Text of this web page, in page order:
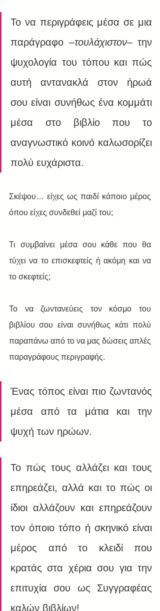
Το να περιγράφεις μέσα σε μια
παράγραφο –τουλάχιστον– την
ψυχολογία του τόπου και πώς
αυτή αντανακλά στον ήρωά
σου είναι συνήθως ένα κομμάτι
μέσα στο βιβλίο που το
αναγνωστικό κοινό καλωσορίζει
πολύ ευχάριστα.
Σκέψου… είχες ως παιδί κάποιο μέρος
όπου είχες συνδεθεί μαζί του;
Τι συμβαίνει μέσα σου κάθε που θα
τύχει να το επισκεφτείς ή ακόμη και να
το σκεφτείς;
Το να ζωντανεύεις τον κόσμο του
βιβλίου σου είναι συνήθως κάτι πολύ
παραπάνω από το να μας δώσεις απλές
παραγράφους περιγραφής.
Ένας τόπος είναι πιο ζωντανός
μέσα από τα μάτια και την
ψυχή των ηρώων.
Το πώς τους αλλάζει και τους
επηρεάζει, αλλά και το πώς οι
ίδιοι αλλάζουν και επηρεάζουν
τον όποιο τόπο ή σκηνικό είναι
μέρος από το κλειδί που
κρατάς στα χέρια σου για την
επιτυχία σου ως Συγγραφέας
καλών βιβλίων!